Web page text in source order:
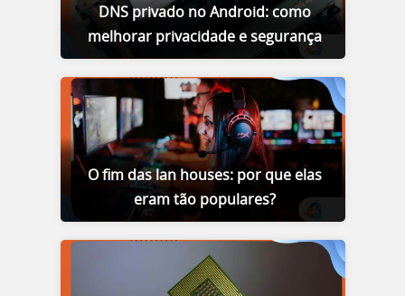
DNS privado no Android: como
melhorar privacidade e segurança
O fim das lan houses: por que elas
eram tão populares?